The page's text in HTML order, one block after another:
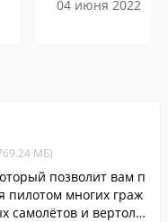
04 июня 2022
МБ)
позволит вам п
пилотом многих граж
самолётов и вертолё